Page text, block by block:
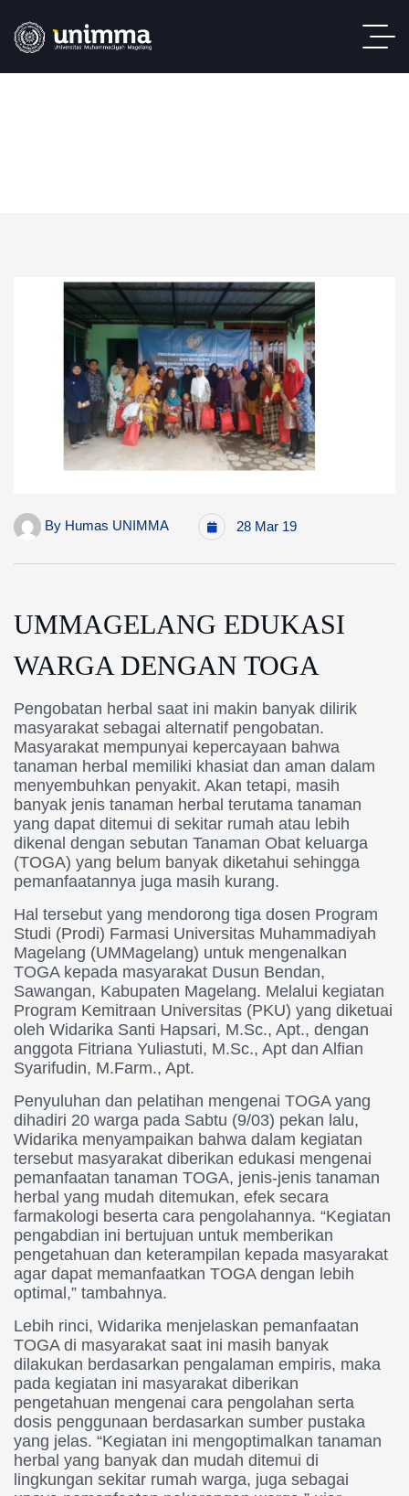
By Humas UNIMMA 28 Mar 19
UMMAGELANG EDUKASI
WARGA DENGAN TOGA
Pengobatan herbal saat ini makin banyak dilirik
masyarakat sebagai alternatif pengobatan.
Masyarakat mempunyai kepercayaan bahwa
tanaman herbal memiliki khasiat dan aman dalam
menyembuhkan penyakit. Akan tetapi, masih
banyak jenis tanaman herbal terutama tanaman
yang dapat ditemui di sekitar rumah atau lebih
dikenal dengan sebutan Tanaman Obat keluarga
(TOGA) yang belum banyak diketahui sehingga
pemanfaatannya juga masih kurang.
Hal tersebut yang mendorong tiga dosen Program
Studi (Prodi) Farmasi Universitas Muhammadiyah
Magelang (UMMagelang) untuk mengenalkan
TOGA kepada masyarakat Dusun Bendan,
Sawangan, Kabupaten Magelang. Melalui kegiatan
Program Kemitraan Universitas (PKU) yang diketuai
oleh Widarika Santi Hapsari, M.Sc., Apt., dengan
anggota Fitriana Yuliastuti, M.Sc., Apt dan Alfian
Syarifudin, M.Farm., Apt.
Penyuluhan dan pelatihan mengenai TOGA yang
dihadiri 20 warga pada Sabtu (9/03) pekan lalu,
Widarika menyampaikan bahwa dalam kegiatan
tersebut masyarakat diberikan edukasi mengenai
pemanfaatan tanaman TOGA, jenis-jenis tanaman
herbal yang mudah ditemukan, efek secara
farmakologi beserta cara pengolahannya. “Kegiatan
pengabdian ini bertujuan untuk memberikan
pengetahuan dan keterampilan kepada masyarakat
agar dapat memanfaatkan TOGA dengan lebih
optimal,” tambahnya.
Lebih rinci, Widarika menjelaskan pemanfaatan
TOGA di masyarakat saat ini masih banyak
dilakukan berdasarkan pengalaman empiris, maka
pada kegiatan ini masyarakat diberikan
pengetahuan mengenai cara pengolahan serta
dosis penggunaan berdasarkan sumber pustaka
yang jelas. “Kegiatan ini mengoptimalkan tanaman
herbal yang banyak dan mudah ditemui di
lingkungan sekitar rumah warga, juga sebagai